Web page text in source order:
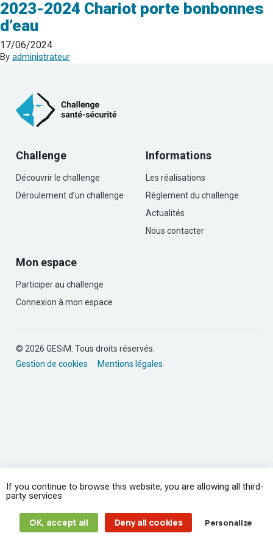
2023-2024 Chariot porte bonbonnes
d’eau
17/06/2024
By administrateur
Challenge
Découvrir le challenge
Déroulement d’un challenge
Informations
Les réalisations
Règlement du challenge
Actualités
Nous contacter
Mon espace
Participer au challenge
Connexion à mon espace
© 2026 GESiM. Tous droits réservés.
Gestion de cookies
Mentions légales
If you continue to browse this website, you are allowing all third-
party services
OK, accept all Deny all cookies Personalize